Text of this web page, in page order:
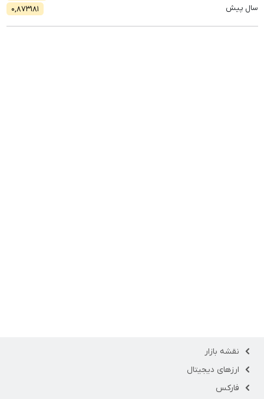
سال پیش
۰,۸۷۳۱۸۱
نقشه بازار
ارزهای دیجیتال
فارکس